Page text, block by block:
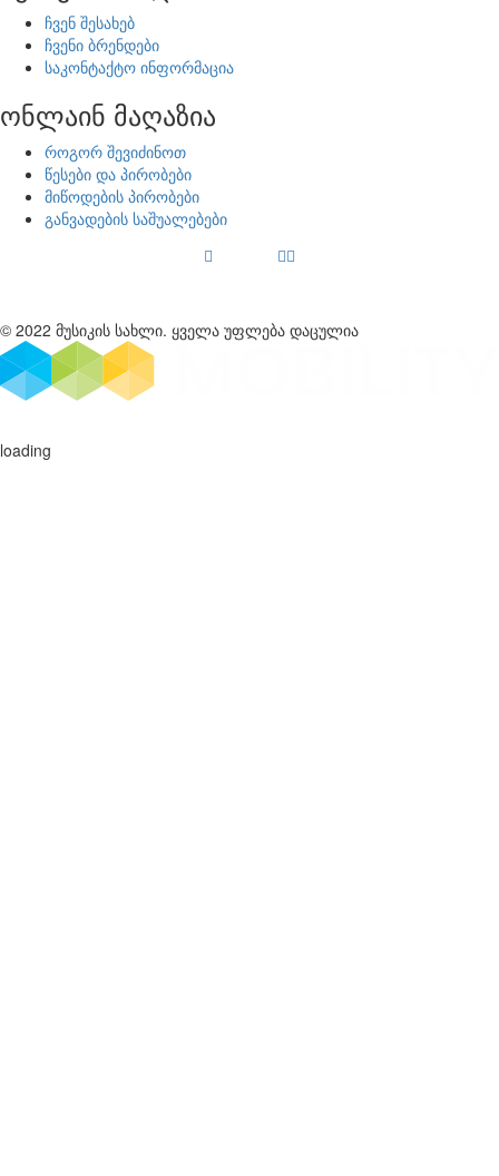
ჩვენ შესახებ
ჩვენი ბრენდები
საკონტაქტო ინფორმაცია
ონლაინ მაღაზია
როგორ შევიძინოთ
წესები და პირობები
მიწოდების პირობები
განვადების საშუალებები
© 2022 მუსიკის სახლი. ყველა უფლება დაცულია
loading